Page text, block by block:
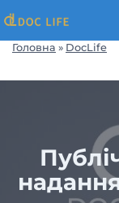
до
вмісту
Головна » DocLife